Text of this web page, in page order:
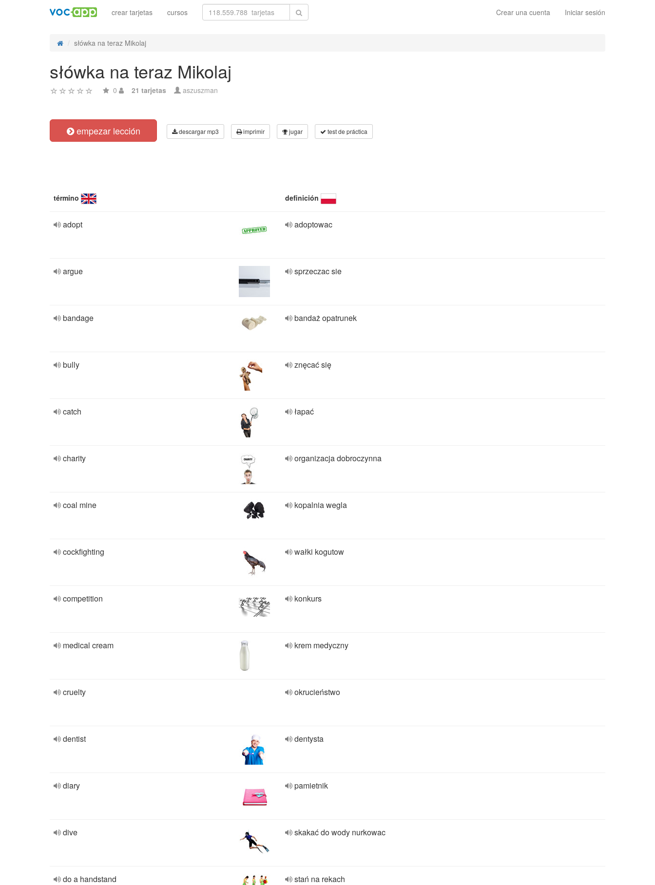
Crear una cuenta Iniciar sesión
crear tarjetas cursos
słówka na teraz Mikolaj
słówka na teraz Mikolaj
0 21 tarjetas aszuszman
empezar lección descargar mp3 imprimir jugar test de práctica
término definición
adopt adoptowac
argue sprzeczac sie
bandage bandaż opatrunek
bully znęcać się
catch łapać
charity organizacja dobroczynna
coal mine kopalnia wegla
cockfighting wałki kogutow
competition konkurs
medical cream krem medyczny
cruelty okrucieństwo
dentist dentysta
diary pamietnik
dive skakać do wody nurkowac
do a handstand stań na rekach